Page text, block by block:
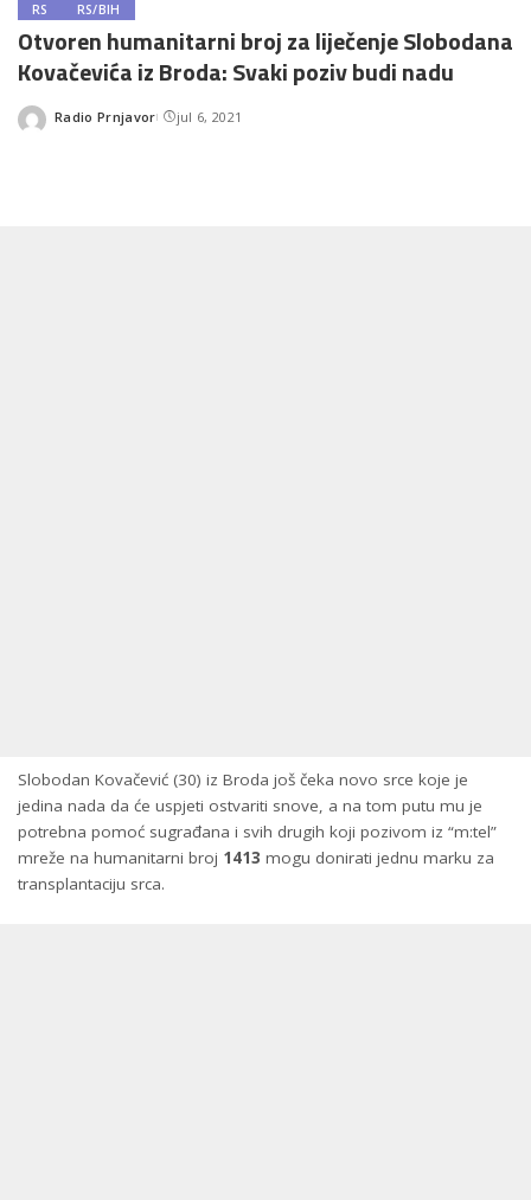
RS RS/BIH
Otvoren humanitarni broj za liječenje Slobodana
Kovačevića iz Broda: Svaki poziv budi nadu
Posted
Radio Prnjavor jul 6, 2021
Slobodan Kovačević (30) iz Broda još čeka novo srce koje je
jedina nada da će uspjeti ostvariti snove, a na tom putu mu je
potrebna pomoć sugrađana i svih drugih koji pozivom iz “m:tel”
mreže na humanitarni broj 1413 mogu donirati jednu marku za
transplantaciju srca.